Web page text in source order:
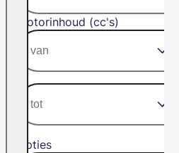
Motorinhoud (cc's)
Opties